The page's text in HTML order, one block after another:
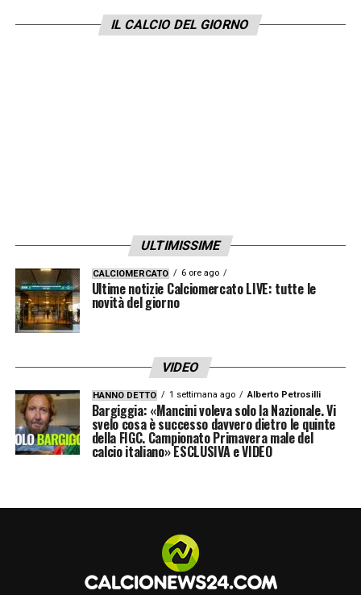
campionato italiano
IL CALCIO DEL GIORNO
ULTIMISSIME
CALCIOMERCATO 6 ore ago
Ultime notizie Calciomercato LIVE: tutte le
novità del giorno
VIDEO
HANNO DETTO 1 settimana ago Alberto Petrosilli
Bargiggia: «Mancini voleva solo la Nazionale. Vi
svelo cosa è successo davvero dietro le quinte
della FIGC. Campionato Primavera male del
calcio italiano» ESCLUSIVA e VIDEO